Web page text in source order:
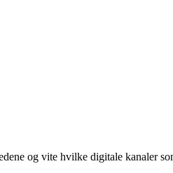
og vite hvilke digitale kanaler